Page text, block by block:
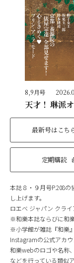
8,9月号
天才！ 琳派
最新号はこち
定期購読
本誌８・９月号P.208
し上げます。
ロエベ ジャパン クライ
※和樂本誌ならびに和
※小学館が雑誌『和樂
Instagramの公式アカ
和樂webのロゴや名称
などを行っている類似